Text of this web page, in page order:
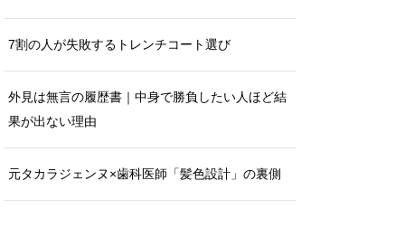
7割の人が失敗するトレンチコート選び
外見は無言の履歴書｜中身で勝負したい人ほど結
果が出ない理由
元タカラジェンヌ×歯科医師「髪色設計」の裏側